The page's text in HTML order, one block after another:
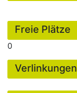
Freie Plätze
0
Verlinkungen